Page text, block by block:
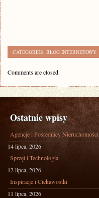
CATEGORIES: BLOG INTERNETOWY
Comments are closed.
Ostatnie wpisy
Agencje i Pośrednicy Nieruchomości
14 lipca, 2026
Sprzęt i Technologia
12 lipca, 2026
Inspiracje i Ciekawostki
11 lipca, 2026